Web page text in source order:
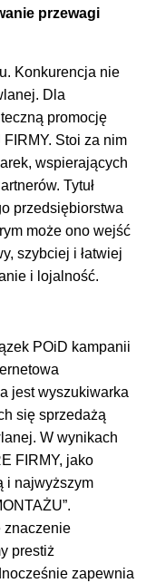
przewagi
Konkurencja nie
Dla
promocję
Stoi za nim
wspierających
Tytuł
przedsiębiorstwa
może ono wejść
szybciej i łatwiej
i lojalność.
POiD kampanii
jest wyszukiwarka
się sprzedażą
W wynikach
FIRMY, jako
i najwyższym
znaczenie
prestiż
zapewnia